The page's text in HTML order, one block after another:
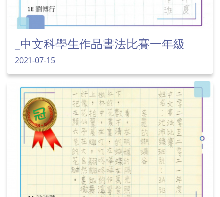
_中文科學生作品書法比賽一年級
2021-07-15